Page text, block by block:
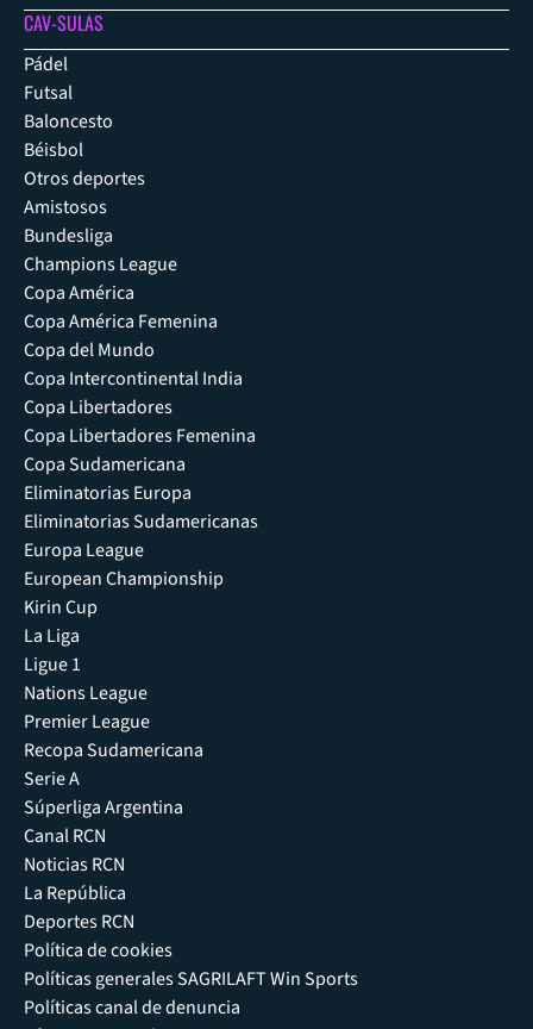
CAV-SULAS
Pádel
Futsal
Baloncesto
Béisbol
Otros deportes
Amistosos
Bundesliga
Champions League
Copa América
Copa América Femenina
Copa del Mundo
Copa Intercontinental India
Copa Libertadores
Copa Libertadores Femenina
Copa Sudamericana
Eliminatorias Europa
Eliminatorias Sudamericanas
Europa League
European Championship
Kirin Cup
La Liga
Ligue 1
Nations League
Premier League
Recopa Sudamericana
Serie A
Súperliga Argentina
Canal RCN
Noticias RCN
La República
Deportes RCN
Política de cookies
Políticas generales SAGRILAFT Win Sports
Políticas canal de denuncia